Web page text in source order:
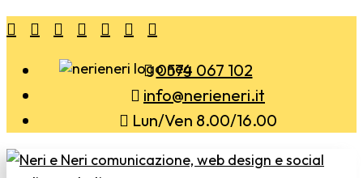
0574 067 102
info@nerieneri.it
Lun/Ven 8.00/16.00